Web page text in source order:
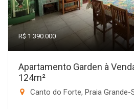
R$ 1.390.000
Apartamento Garden à
124m²
Canto do Forte, Praia Grande-